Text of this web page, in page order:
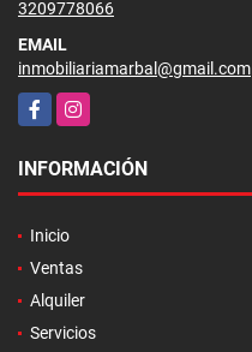
3209778066
EMAIL
inmobiliariamarbal@gmail.com
FacebookInstagram
INFORMACIÓN
Inicio
Ventas
Alquiler
Servicios